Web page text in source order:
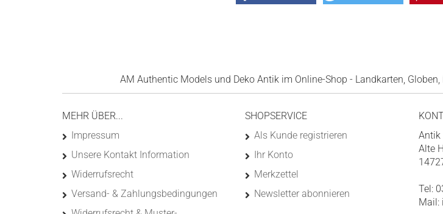
AM Authentic Models und Deko Antik im Online-Shop - Landkarten,
MEHR ÜBER...
Impressum
Unsere Kontakt Information
Widerrufsrecht
Versand- & Zahlungsbedingungen
SHOPSERVICE
Als Kunde registrieren
Ihr Konto
Merkzettel
Newsletter abonnieren
Antik
Alte
Tel:
Mail: